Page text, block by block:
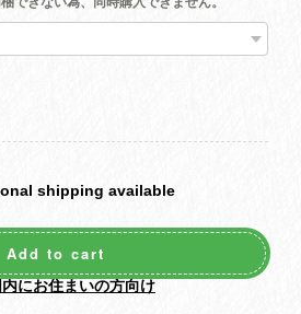
shipping available
Add to cart
内にお住まいの方向け